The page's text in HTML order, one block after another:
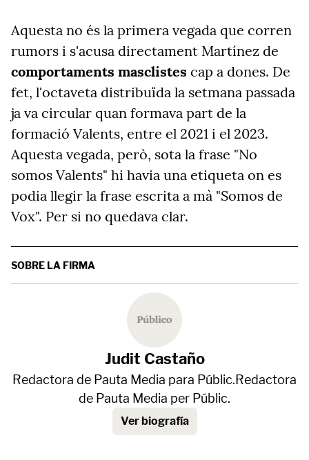
Aquesta no és la primera vegada que corren
rumors i s'acusa directament Martínez de
comportaments masclistes cap a dones. De
fet, l'octaveta distribuïda la setmana passada
ja va circular quan formava part de la
formació Valents, entre el 2021 i el 2023.
Aquesta vegada, però, sota la frase "No
somos Valents" hi havia una etiqueta on es
podia llegir la frase escrita a mà "Somos de
Vox". Per si no quedava clar.
SOBRE LA FIRMA
Judit Castaño
Redactora de Pauta Media para Públic.Redactora
de Pauta Media per Públic.
Ver biografía